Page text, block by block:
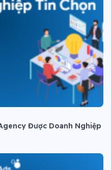
Được Doanh Nghiệp